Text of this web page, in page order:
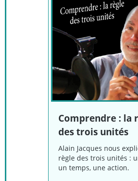
Comprendre : la
des trois unités
Alain Jacques nous
règle des trois unités :
un temps, une action.